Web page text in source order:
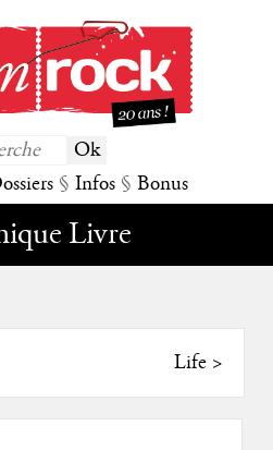
§ Infos § Bonus
Livre
Life>